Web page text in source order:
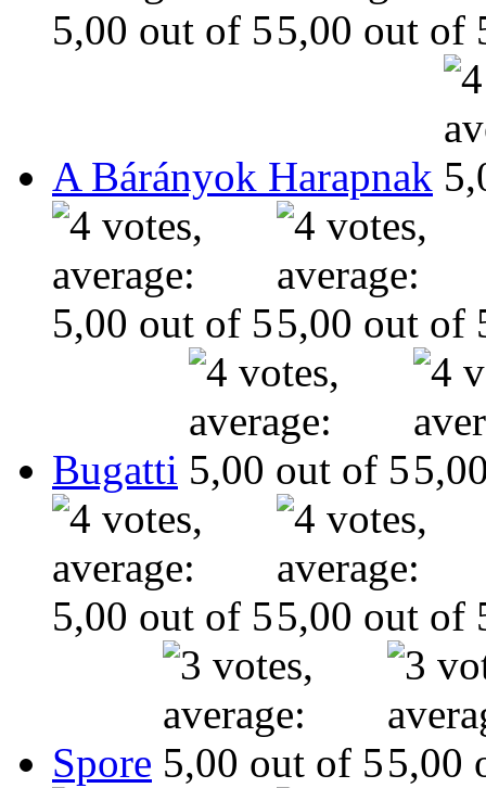
A Bárányok Harapnak
Bugatti
Spore